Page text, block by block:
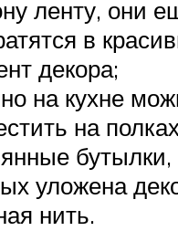
ленту, они
в
декора;
на кухне
на
бутылки,
уложена
нить.